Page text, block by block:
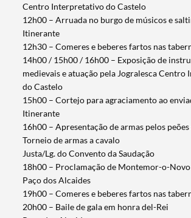
Termo de Pesquisa
Centro Interpretativo do Castelo
12h00 – Arruada no burgo de músicos e
Itinerante
12h30 – Comeres e beberes fartos nas
14h00 / 15h00 / 16h00 – Exposição de
medievais e atuação pela Jogralesca
do Castelo
15h00 – Cortejo para agraciamento ao
Itinerante
16h00 – Apresentação de armas pelos
Torneio de armas a cavalo
Justa/Lg. do Convento da Saudação
18h00 – Proclamação de Montemor-o-
Paço dos Alcaides
19h00 – Comeres e beberes fartos nas
20h00 – Baile de gala em honra del-Rei